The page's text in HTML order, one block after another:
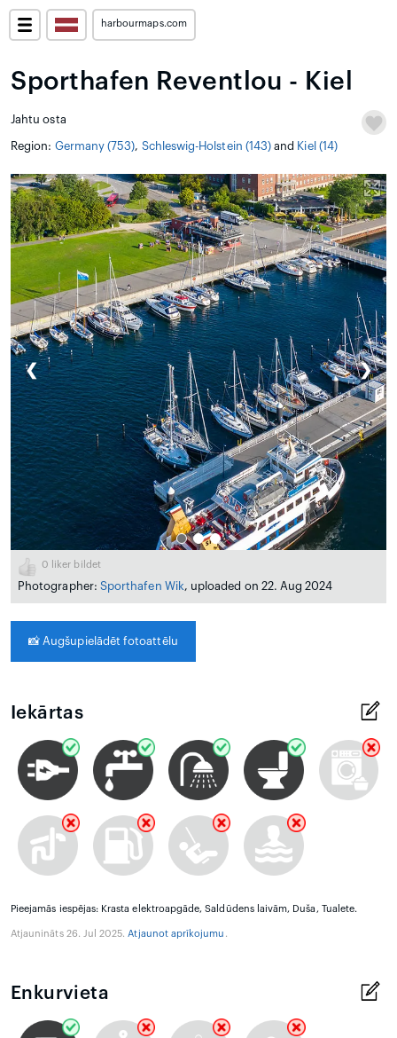
harbourmaps.com
Sporthafen Reventlou - Kiel
Jahtu osta
Region: Germany (753), Schleswig-Holstein (143) and Kiel (14)
❮ ❯
0 liker bildet
Photographer: Sporthafen Wik, uploaded on 22. Aug 2024
📸 Augšupielādēt fotoattēlu
Iekārtas
Pieejamās iespējas: Krasta elektroapgāde, Saldūdens laivām, Duša, Tualete.
Atjaunināts 26. Jul 2025.Atjaunot aprīkojumu .
Enkurvieta